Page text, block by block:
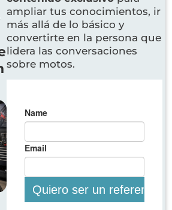
ampliar tus conocimientos, ir
más allá de lo básico y
convertirte en la persona que
lidera las conversaciones
sobre motos.